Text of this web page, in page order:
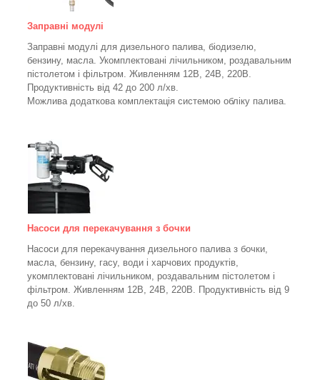
Заправні модулі
Заправні модулі для дизельного палива, біодизелю,
бензину, масла. Укомплектовані лічильником, роздавальним
пістолетом і фільтром. Живленням 12В, 24В, 220В.
Продуктивність від 42 до 200 л/хв.
Можлива додаткова комплектація системою обліку палива.
Насоси для перекачування з бочки
Насоси для перекачування дизельного палива з бочки,
масла, бензину, гасу, води і харчових продуктів,
укомплектовані лічильником, роздавальним пістолетом і
фільтром. Живленням 12В, 24В, 220В. Продуктивність від 9
до 50 л/хв.